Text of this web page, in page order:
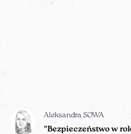
Aleksandra SOWA
"Bezpieczeństwo w